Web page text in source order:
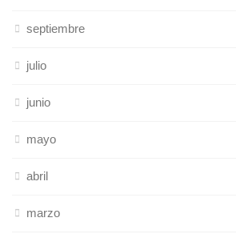
septiembre
julio
junio
mayo
abril
marzo